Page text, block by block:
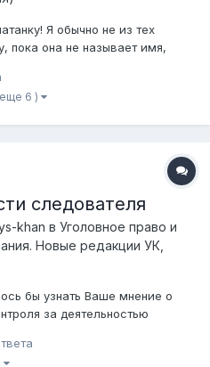
Я обычно не из тех
пока она не называет имя,
или пальцев в небо? Не суть.
что я даже осознать не
6 )
следователя
khan в Уголовное право и
Новые редакции УК,
бы узнать Ваше мнение о
за деятельностью
с предложением о введении